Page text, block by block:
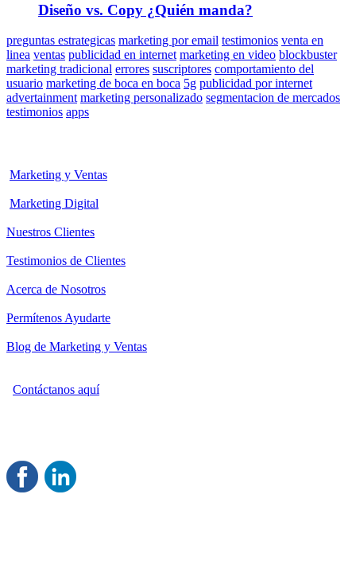
Diseño vs. Copy ¿Quién manda?
preguntas estrategicas marketing por email testimonios venta en
linea ventas publicidad en internet marketing en video blockbuster
marketing tradicional errores suscriptores comportamiento del
usuario marketing de boca en boca 5g publicidad por internet
advertainment marketing personalizado segmentacion de mercados
testimonios apps
Marketing y Ventas
Marketing Digital
Nuestros Clientes
Testimonios de Clientes
Acerca de Nosotros
Permítenos Ayudarte
Blog de Marketing y Ventas
Contáctanos aquí